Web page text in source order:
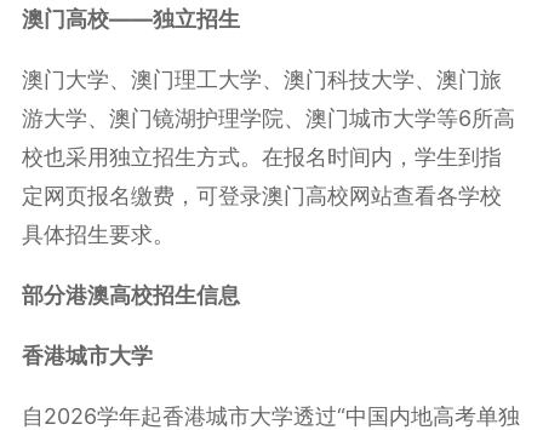
澳门高校——独立招生
澳门大学、澳门理工大学、澳门科技大学、澳门旅
游大学、澳门镜湖护理学院、澳门城市大学等6所高
校也采用独立招生方式。在报名时间内，学生到指
定网页报名缴费，可登录澳门高校网站查看各学校
具体招生要求。
部分港澳高校招生信息
香港城市大学
自2026学年起香港城市大学透过“中国内地高考单独